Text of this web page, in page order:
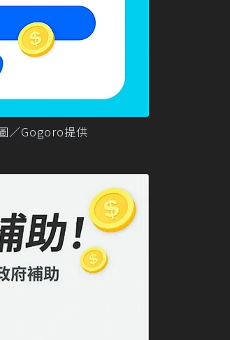
／Gogoro提供